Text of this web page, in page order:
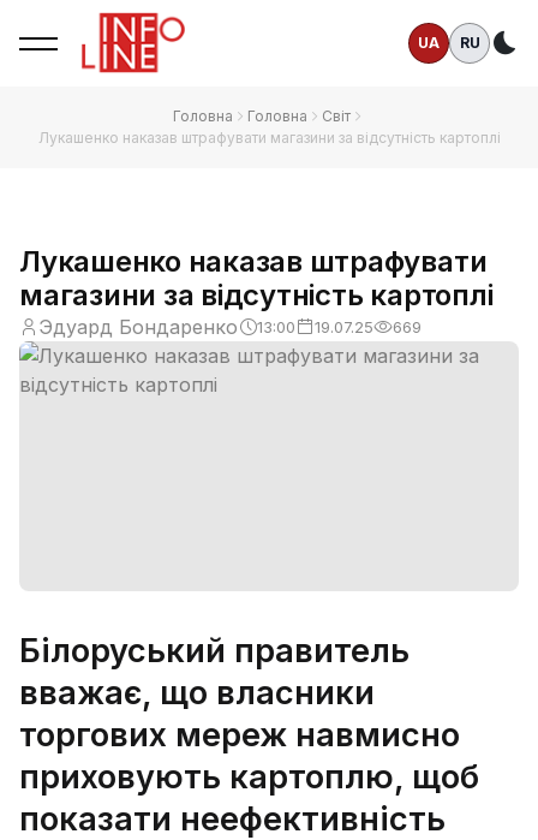
UA RU
Головна Головна
Світ
Лукашенко наказав штрафувати магазини за відсутність картоплі
Лукашенко наказав штрафувати
магазини за відсутність картоплі
Эдуард Бондаренко 13:00 19.07.25 669
Білоруський правитель
вважає, що власники
торгових мереж навмисно
приховують картоплю, щоб
показати неефективність